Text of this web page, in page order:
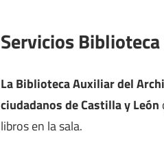
Servicios
La Biblioteca Auxiliar del
ciudadanos de Castilla y León
libros en la sala.